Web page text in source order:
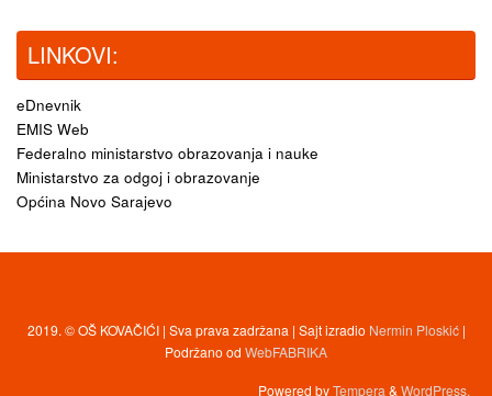
LINKOVI:
eDnevnik
EMIS Web
Federalno ministarstvo obrazovanja i nauke
Ministarstvo za odgoj i obrazovanje
Općina Novo Sarajevo
2019. © OŠ KOVAČIĆI | Sva prava zadržana | Sajt izradio Nermin Ploskić|
Podržano od WebFABRIKA
Powered byTempera & WordPress.